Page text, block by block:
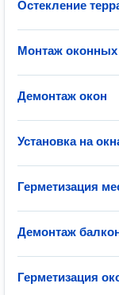
Остекление
Монтаж оконных
Демонтаж окон
Установка на
Герметизация
Демонтаж
Герметизация